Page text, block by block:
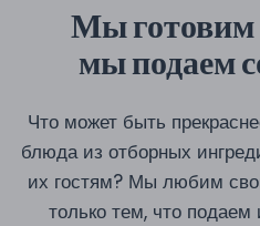
Мы
мы подаем
Что может быть
блюда из отборных
их гостям? Мы любим
только тем, что